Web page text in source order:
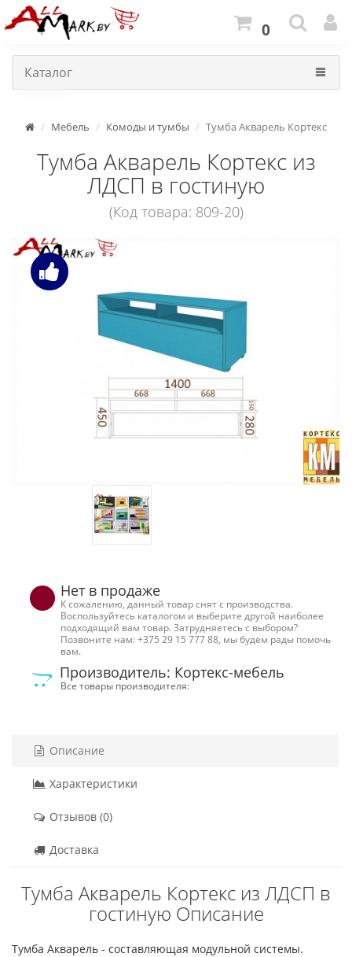
0
Каталог
Мебель Комоды и тумбы Тумба Акварель Кортекс
Тумба Акварель Кортекс из
ЛДСП в гостиную
(Код товара: 809-20)
Нет в продаже
К сожалению, данный товар снят с производства.
Воспользуйтесь каталогом и выберите другой наиболее
подходящий вам товар. Затрудняетесь с выбором?
Позвоните нам: +375 29 15 777 88, мы будем рады помочь
вам.
Производитель: Кортекс-мебель
Все товары производителя:
Описание
Характеристики
Отзывов (0)
Доставка
Тумба Акварель Кортекс из ЛДСП в
гостиную Описание
Тумба Акварель - составляющая модульной системы.